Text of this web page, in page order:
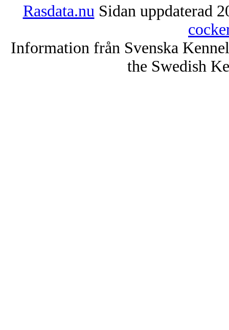
Rasdata.nu Sidan uppdaterad
Information från Svenska
the Swedish